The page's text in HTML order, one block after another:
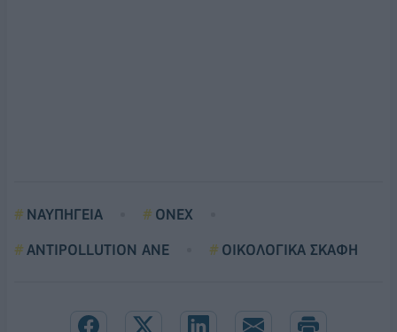
ΝΑΥΠΗΓΕΙΑ
ONEX
ANTIPOLLUTION ANE
ΟΙΚΟΛΟΓΙΚΑ ΣΚΑΦΗ